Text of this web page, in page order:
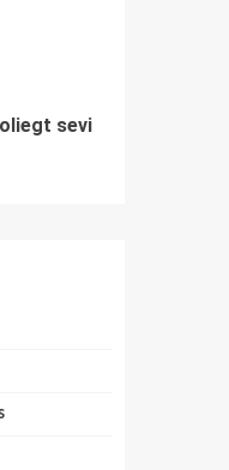
sevi